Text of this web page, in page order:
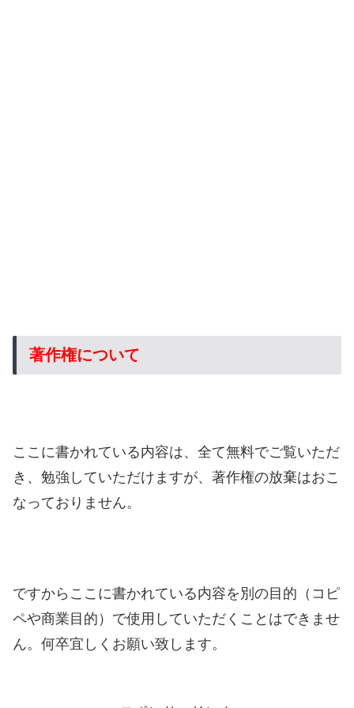
著作権について
ここに書かれている内容は、全て無料でご覧いただ
き、勉強していただけますが、著作権の放棄はおこ
なっておりません。
ですからここに書かれている内容を別の目的（コピ
ペや商業目的）で使用していただくことはできませ
ん。何卒宜しくお願い致します。